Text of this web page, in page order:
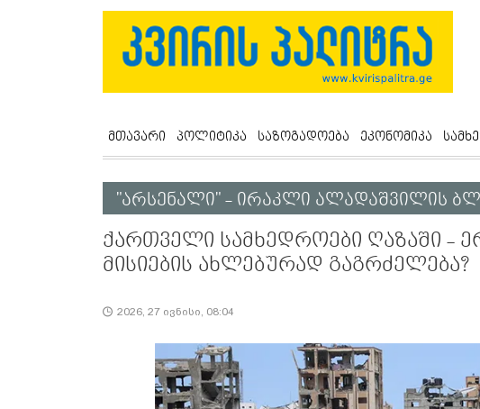
მთავარი პოლიტიკა საზოგადოება ეკონომიკა
"არსენალი" - ირაკლი ალადაშვილის
ქართველი სამხედროები ღაზაში -
მისიების ახლებურად გაგრძელება?
2026, 27 ივნისი, 08:04